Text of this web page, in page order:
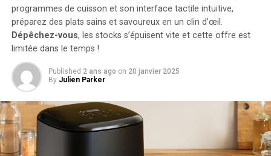
des constructeurs⁢ automobiles américains les plus
novateurs du XXe siècle. De nombreuses avancées
technologiques que nous considérons aujourd’hui
comme acquises⁢ dans les véhicules modernes ont été⁤
introduites‍ par Oldsmobile avant qu’elles ne deviennent
courantes. Parmi⁤ les innovations marquantes de la‌
marque, on trouve les compteurs de⁣ vitesse, les pare-
brises de série, les transmissions automatiques et les
moteurs ⁣turbocompressés en production. En​ matière de
technologie moteur, Oldsmobile est également reconnu
Intégration dans un Écosystème
Intelligent
Le Solarbank 2 AC s’intègre parfaitement dans un
écosystème énergétique intelligent grâce à sa
compatibilité avec le compteur Anker SOLIX Smart et
les prises intelligentes proposées par Anker. cette
fonctionnalité permet une gestion optimisée de la
consommation électrique tout en réduisant les pertes
énergétiques inutiles. De plus, Anker SOLIX prévoit
programmes de cuisson et son interface tactile intuitive,
préparez des plats sains et savoureux en un clin d’œil.
Dépêchez-vous, les stocks s’épuisent vite et cette offre est
limitée dans le temps !
Published 2 ans ago on 20 janvier 2025
By Julien Parker